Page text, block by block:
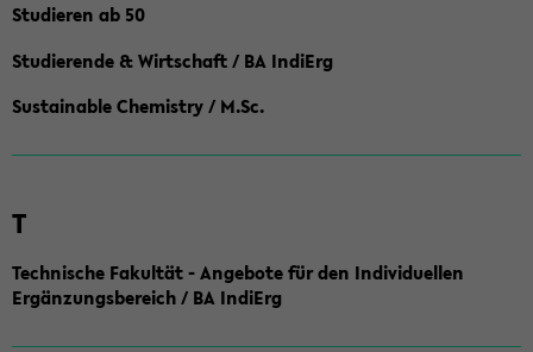
Studieren ab 50
Studierende & Wirtschaft / BA IndiErg
Sustainable Chemistry / M.Sc.
T
Technische Fakultät - Angebote für den Individuellen
Ergänzungsbereich / BA IndiErg